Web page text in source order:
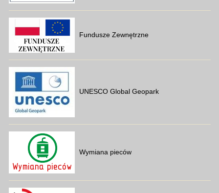
Fundusze Zewnętrzne
UNESCO Global Geopark
Wymiana pieców